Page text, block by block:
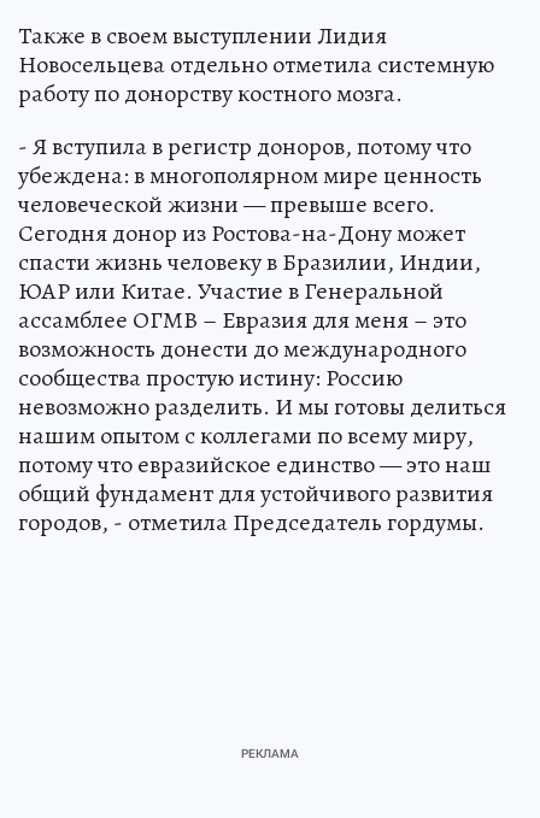
Также в своем выступлении Лидия
Новосельцева отдельно отметила системную
работу по донорству костного мозга.
- Я вступила в регистр доноров, потому что
убеждена: в многополярном мире ценность
человеческой жизни — превыше всего.
Сегодня донор из Ростова-на-Дону может
спасти жизнь человеку в Бразилии, Индии,
ЮАР или Китае. Участие в Генеральной
ассамблее ОГМВ – Евразия для меня – это
возможность донести до международного
сообщества простую истину: Россию
невозможно разделить. И мы готовы делиться
нашим опытом с коллегами по всему миру,
потому что евразийское единство — это наш
общий фундамент для устойчивого развития
городов, - отметила Председатель гордумы.